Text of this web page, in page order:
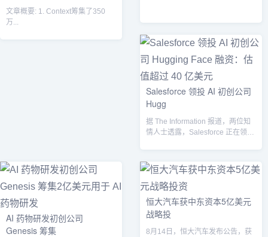
文章概要: 1. Context筹集了350
万...
Salesforce 领投 AI 初创公司
Hugg
据 The Information 报道，两位知
情人士透露，Salesforce 正在领投
AI 药物研发初创公司
Genesis 筹集
恒大汽车获中东资本5亿美元
战略投
8月14日，恒大汽车发布公告，获